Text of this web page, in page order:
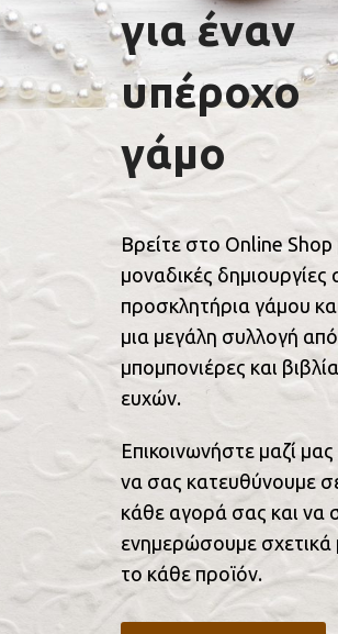
για έναν
υπέροχο
γάμο
Βρείτε στο Online Shop
μοναδικές δημιουργίες
προσκλητήρια γάμου
μια μεγάλη συλλογή από
μπομπονιέρες και βιβλία
ευχών.
Επικοινωνήστε μαζί μας
να σας κατευθύνουμε
κάθε αγορά σας και να
ενημερώσουμε σχετικά
το κάθε προϊόν.